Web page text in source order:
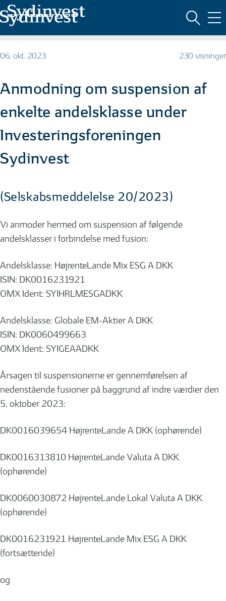
MARKEDSFØRINGSMATERIALE
06. okt. 2023 230 visninger
Anmodning om suspension af
enkelte andelsklasse under
Investeringsforeningen
Sydinvest
(Selskabsmeddelelse 20/2023)
Vi anmoder hermed om suspension af følgende
andelsklasser i forbindelse med fusion:
Andelsklasse: HøjrenteLande Mix ESG A DKK
ISIN: DK0016231921
OMX Ident: SYIHRLMESGADKK
Andelsklasse: Globale EM-Aktier A DKK
ISIN: DK0060499663
OMX Ident: SYIGEAADKK
Årsagen til suspensionerne er gennemførelsen af
nedenstående fusioner på baggrund af indre værdier den
5. oktober 2023:
DK0016039654 HøjrenteLande A DKK (ophørende)
DK0016313810 HøjrenteLande Valuta A DKK
(ophørende)
DK0060030872 HøjrenteLande Lokal Valuta A DKK
(ophørende)
DK0016231921 HøjrenteLande Mix ESG A DKK
(fortsættende)
og